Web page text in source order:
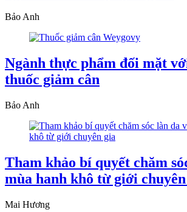
Bảo Anh
Ngành thực phẩm đối mặt
thuốc giảm cân
Bảo Anh
Tham khảo bí quyết chăm
mùa hanh khô từ giới
Mai Hương